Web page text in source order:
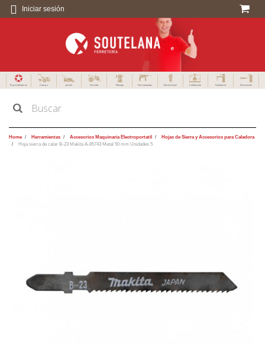
Iniciar sesión
Especialistas en Campo Jardín Forestal Menaje Herramientas Electricidad Calefacción Fontanería Decoración
Home Herramientas Accesorios Maquinaria Electroportatil
Hojas de Sierra y Accesorios para Caladora
Hoja sierra de calar B-23 Makita A-85743 Metal 50 mm Unidades 5